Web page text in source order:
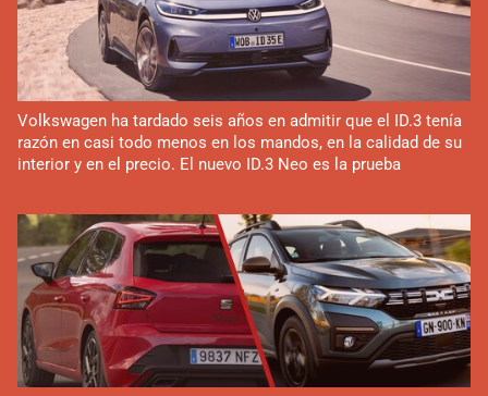
Volkswagen ha tardado seis años en admitir que el ID.3 tenía
razón en casi todo menos en los mandos, en la calidad de su
interior y en el precio. El nuevo ID.3 Neo es la prueba